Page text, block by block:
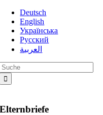
Zum
Inhalt
springen
Deutsch
English
Українська
Русский
العربية
Elternbriefe